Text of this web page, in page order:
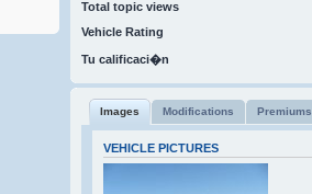
Total topic views
Vehicle Rating
Tu calificaci�n
Images Modifications Premiums
VEHICLE PICTURES